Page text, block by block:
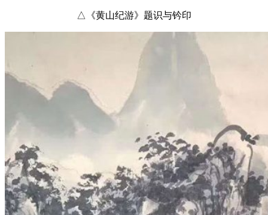
△《黄山纪游》题识与钤印